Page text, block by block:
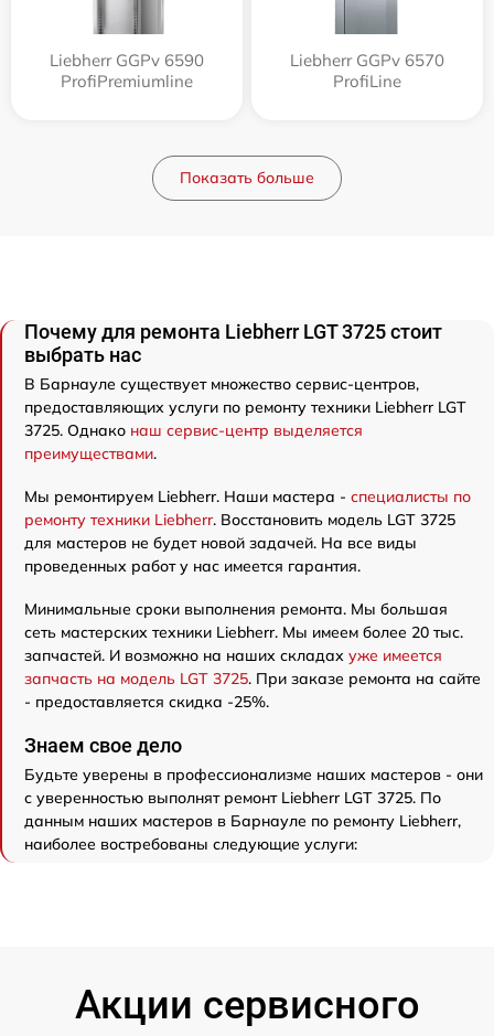
Liebherr GGPv 6590
ProfiPremiumline
Liebherr GGPv 6570
ProfiLine
Показать больше
Почему для ремонта Liebherr LGT 3725 стоит
выбрать нас
В Барнауле существует множество сервис-центров,
предоставляющих услуги по ремонту техники Liebherr LGT
3725. Однако наш сервис-центр выделяется
преимуществами.
Мы ремонтируем Liebherr. Наши мастера - специалисты по
ремонту техники Liebherr. Восстановить модель LGT 3725
для мастеров не будет новой задачей. На все виды
проведенных работ у нас имеется гарантия.
Минимальные сроки выполнения ремонта. Мы большая
сеть мастерских техники Liebherr. Мы имеем более 20 тыс.
запчастей. И возможно на наших складах уже имеется
запчасть на модель LGT 3725. При заказе ремонта на сайте
- предоставляется скидка -25%.
Знаем свое дело
Будьте уверены в профессионализме наших мастеров - они
с уверенностью выполнят ремонт Liebherr LGT 3725. По
данным наших мастеров в Барнауле по ремонту Liebherr,
наиболее востребованы следующие услуги:
Акции сервисного